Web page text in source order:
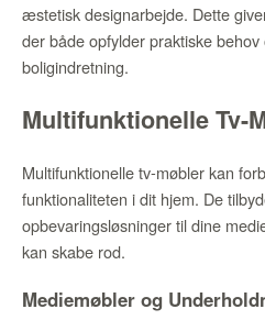
æstetisk designarbejde. Dette
der både opfylder praktiske
boligindretning.
Multifunktionelle Tv-
Multifunktionelle tv-møbler kan
funktionaliteten i dit hjem. De
opbevaringsløsninger til dine
kan skabe rod.
Mediemøbler og